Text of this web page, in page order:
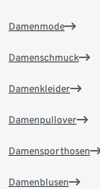
Damenmode
Damenschmuck
Damenkleider
Damenpullover
Damensporthosen
Damenblusen